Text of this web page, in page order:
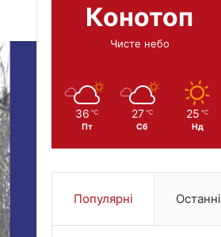
Конотоп
Чисте небо
36 ℃
Пт
27 ℃
Сб
25 ℃
Нд
Популярні Останні